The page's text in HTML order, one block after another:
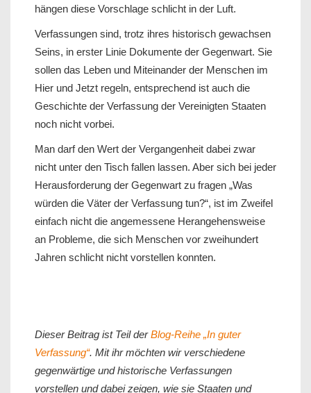
hängen diese Vorschlage schlicht in der Luft.
Verfassungen sind, trotz ihres historisch gewachsen
Seins, in erster Linie Dokumente der Gegenwart. Sie
sollen das Leben und Miteinander der Menschen im
Hier und Jetzt regeln, entsprechend ist auch die
Geschichte der Verfassung der Vereinigten Staaten
noch nicht vorbei.
Man darf den Wert der Vergangenheit dabei zwar
nicht unter den Tisch fallen lassen. Aber sich bei jeder
Herausforderung der Gegenwart zu fragen „Was
würden die Väter der Verfassung tun?“, ist im Zweifel
einfach nicht die angemessene Herangehensweise
an Probleme, die sich Menschen vor zweihundert
Jahren schlicht nicht vorstellen konnten.
Dieser Beitrag ist Teil derBlog-Reihe „In guter
Verfassung“. Mit ihr möchten wir verschiedene
gegenwärtige und historische Verfassungen
vorstellen und dabei zeigen, wie sie Staaten und